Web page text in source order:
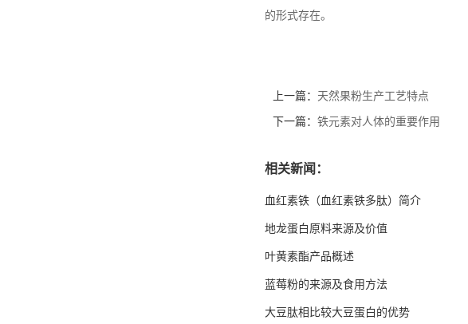
的形式存在。
上一篇： 天然果粉生产工艺特点
下一篇： 铁元素对人体的重要作用
相关新闻：
血红素铁（血红素铁多肽）简介
地龙蛋白原料来源及价值
叶黄素酯产品概述
蓝莓粉的来源及食用方法
大豆肽相比较大豆蛋白的优势